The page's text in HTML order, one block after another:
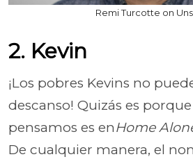
Remi Turcotte on
2. Kevin
¡Los pobres Kevins no
descanso! Quizás es
pensamos es enHome
De cualquier manera, el